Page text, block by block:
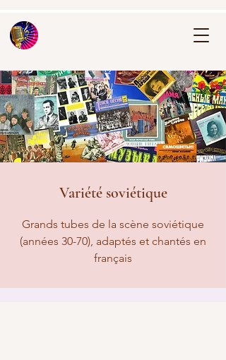
Variété soviétique
Grands tubes de la scène soviétique
(années 30-70), adaptés et chantés en
français